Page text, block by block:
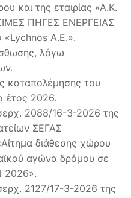
και της εταιρίας «Α.Κ.
ΠΗΓΕΣ ΕΝΕΡΓΕΙΑΣ
«Lychnos Α.Ε.».
λόγω
καταπολέμησης του
έτος 2026.
2088/16-3-2026 της
ΣΕΓΑΣ
διάθεσης χώρου
αγώνα δρόμου σε
2026».
2127/17-3-2026 της